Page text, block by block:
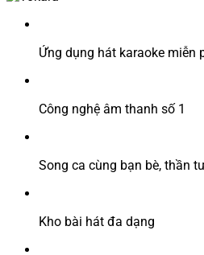
Ứng dụng hát karaoke miễn
Công nghệ âm thanh số 1
Song ca cùng bạn bè, thần
Kho bài hát đa dạng